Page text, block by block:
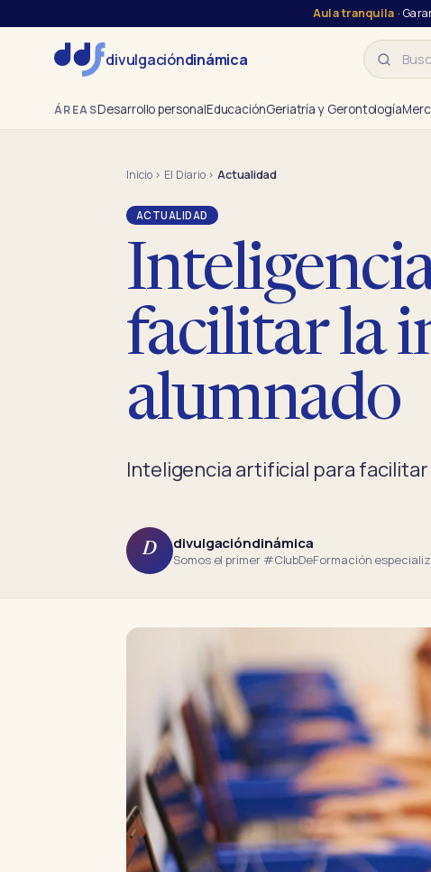
Aula tranquila ·
divulgacióndinámica Buscar
ÁREASDesarrollo personalEducaciónGeriatría y Gerontología
Inicio› El Diario›Actualidad
ACTUALIDAD
facilitar la
alumnado
Inteligencia artificial para
D divulgacióndinámica
Somos el primer #ClubDeFormación